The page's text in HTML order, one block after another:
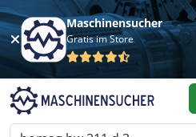
Maschinensucher
Gratis im Store